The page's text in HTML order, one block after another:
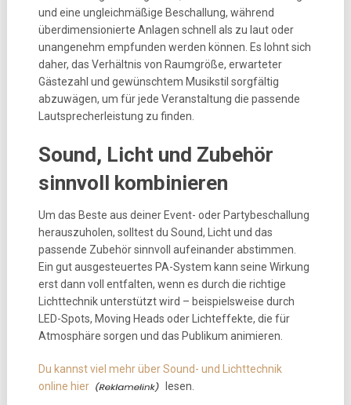
und eine ungleichmäßige Beschallung, während
überdimensionierte Anlagen schnell als zu laut oder
unangenehm empfunden werden können. Es lohnt sich
daher, das Verhältnis von Raumgröße, erwarteter
Gästezahl und gewünschtem Musikstil sorgfältig
abzuwägen, um für jede Veranstaltung die passende
Lautsprecherleistung zu finden.
Sound, Licht und Zubehör
sinnvoll kombinieren
Um das Beste aus deiner Event- oder Partybeschallung
herauszuholen, solltest du Sound, Licht und das
passende Zubehör sinnvoll aufeinander abstimmen.
Ein gut ausgesteuertes PA-System kann seine Wirkung
erst dann voll entfalten, wenn es durch die richtige
Lichttechnik unterstützt wird – beispielsweise durch
LED-Spots, Moving Heads oder Lichteffekte, die für
Atmosphäre sorgen und das Publikum animieren.
Du kannst viel mehr über Sound- und Lichttechnik
online hier
lesen.